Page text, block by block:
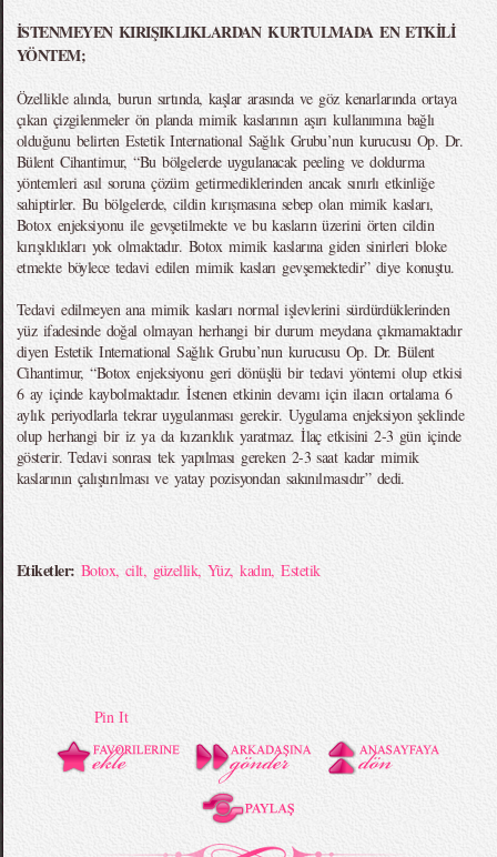
İSTENMEYEN KIRIŞIKLIKLARDAN KURTULMADA EN ETKİLİ
YÖNTEM;
Özellikle alında, burun sırtında, kaşlar arasında ve göz kenarlarında ortaya
çıkan çizgilenmeler ön planda mimik kaslarının aşırı kullanımına bağlı
olduğunu belirten Estetik International Sağlık Grubu’nun kurucusu Op. Dr.
Bülent Cihantimur, “Bu bölgelerde uygulanacak peeling ve doldurma
yöntemleri asıl soruna çözüm getirmediklerinden ancak sınırlı etkinliğe
sahiptirler. Bu bölgelerde, cildin kırışmasına sebep olan mimik kasları,
Botox enjeksiyonu ile gevşetilmekte ve bu kasların üzerini örten cildin
kırışıklıkları yok olmaktadır. Botox mimik kaslarına giden sinirleri bloke
etmekte böylece tedavi edilen mimik kasları gevşemektedir” diye konuştu.
Tedavi edilmeyen ana mimik kasları normal işlevlerini sürdürdüklerinden
yüz ifadesinde doğal olmayan herhangi bir durum meydana çıkmamaktadır
diyen Estetik International Sağlık Grubu’nun kurucusu Op. Dr. Bülent
Cihantimur, “Botox enjeksiyonu geri dönüşlü bir tedavi yöntemi olup etkisi
6 ay içinde kaybolmaktadır. İstenen etkinin devamı için ilacın ortalama 6
aylık periyodlarla tekrar uygulanması gerekir. Uygulama enjeksiyon şeklinde
olup herhangi bir iz ya da kızarıklık yaratmaz. İlaç etkisini 2-3 gün içinde
gösterir. Tedavi sonrası tek yapılması gereken 2-3 saat kadar mimik
kaslarının çalıştırılması ve yatay pozisyondan sakınılmasıdır” dedi.
Etiketler: Botox, cilt, güzellik,Yüz,kadın,Estetik
Pin It